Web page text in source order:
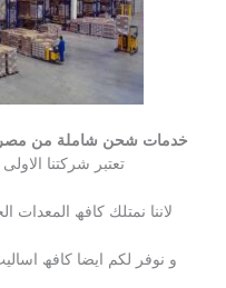
خدمات شحن شاملة من مصر
تعتبر شركتنا
لاننا نمتلك كافھ المعدات
و نوفر لكم ایضا كافھ